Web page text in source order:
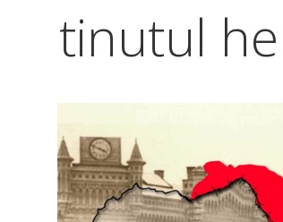
tinutul